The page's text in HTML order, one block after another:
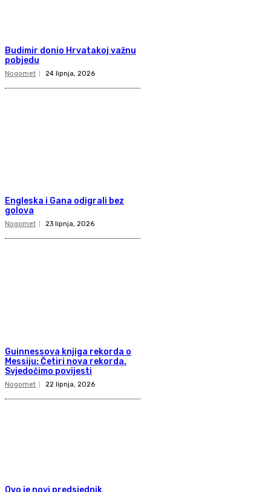
Budimir donio Hrvatakoj važnu
pobjedu
Nogomet 24 lipnja, 2026
Engleska i Gana odigrali bez
golova
Nogomet 23 lipnja, 2026
Guinnessova knjiga rekorda o
Messiju: Četiri nova rekorda.
Svjedočimo povijesti
Nogomet 22 lipnja, 2026
Ovo je novi predsjednik